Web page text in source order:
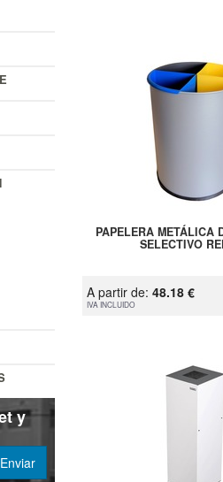
y
PAPELERA METÁLICA
SELECTIVO
A partir de: 48.18 €
IVA INCLUIDO